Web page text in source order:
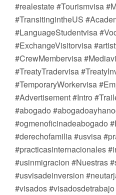
#realestate #Tourismvisa
#TransitingintheUS
#LanguageStudentvisa
#ExchangeVisitorvisa
#CrewMembervisa
#TreatyTradervisa
#TemporaryWorkervisa
#Advertisement #Intro
#abogado
#ogmenoficinadeabogado
#derechofamilia #usvisa
#practicasinternacionales
#usinmigracion #Nuestras
#usvisadeinversion
#visados